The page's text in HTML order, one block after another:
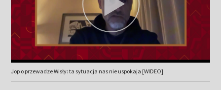
Jop o przewadze Wisły: ta sytuacja nas nie uspokaja [WIDEO]